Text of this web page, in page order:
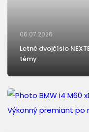
06.07.2026
Letné dvojčíslo
témy